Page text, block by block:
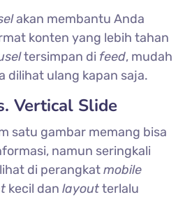
akan membantu Anda
konten yang lebih tahan
tersimpan di feed, mudah
dilihat ulang kapan saja.
Vertical Slide
satu gambar memang bisa
namun seringkali
di perangkatmobile
kecil danlayoutterlalu